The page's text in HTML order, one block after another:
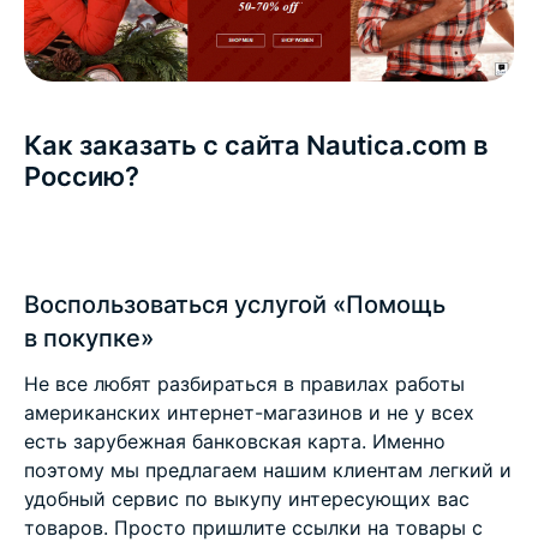
Как заказать с сайта Nautica.com в
Россию?
Воспользоваться услугой «Помощь
в покупке»
Не все любят разбираться в правилах работы
американских интернет-магазинов и не у всех
есть зарубежная банковская карта. Именно
поэтому мы предлагаем нашим клиентам легкий и
удобный сервис по выкупу интересующих вас
товаров. Просто пришлите ссылки на товары с